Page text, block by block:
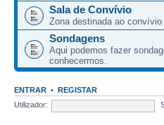
Sala de Convívio
Zona destinada ao convívio
Sondagens
Aqui podemos fazer
conhecermos.
ENTRAR • REGISTAR
Utilizador: